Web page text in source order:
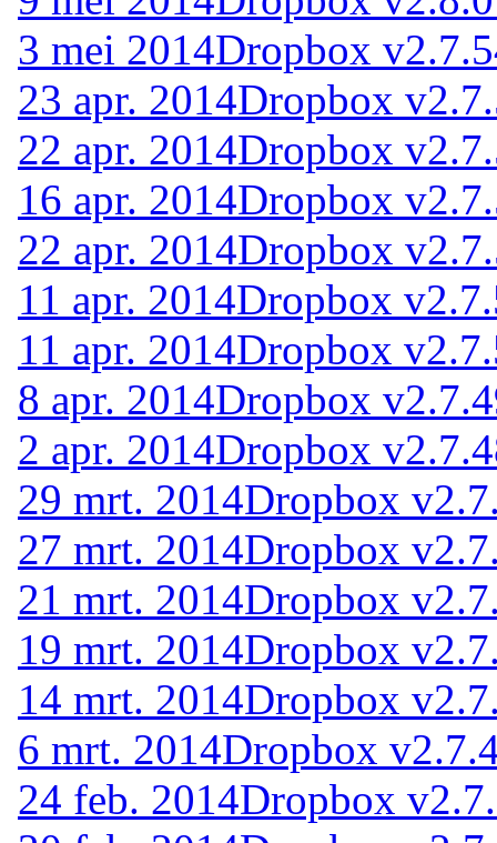
3 mei 2014Dropbox
23 apr. 2014Dropbox
22 apr. 2014Dropbox
16 apr. 2014Dropbox
22 apr. 2014Dropbox
11 apr. 2014Dropbox
11 apr. 2014Dropbox
8 apr. 2014Dropbox
2 apr. 2014Dropbox
29 mrt. 2014Dropbox
27 mrt. 2014Dropbox
21 mrt. 2014Dropbox
19 mrt. 2014Dropbox
14 mrt. 2014Dropbox
6 mrt. 2014Dropbox
24 feb. 2014Dropbox